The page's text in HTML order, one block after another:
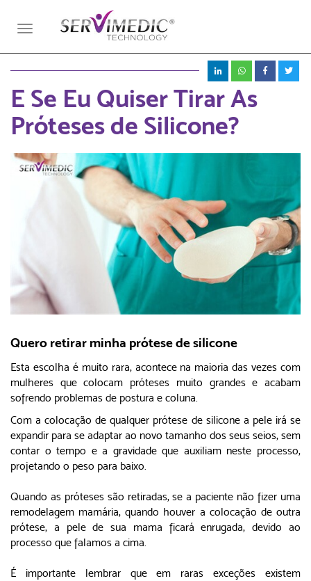
Toggle
E Se Eu Quiser Tirar As
Próteses de Silicone?
Quero retirar minha prótese de silicone
Esta escolha é muito rara, acontece na maioria das vezes com
mulheres que colocam próteses muito grandes e acabam
sofrendo problemas de postura e coluna.
Com a colocação de qualquer prótese de silicone a pele irá se
expandir para se adaptar ao novo tamanho dos seus seios, sem
contar o tempo e a gravidade que auxiliam neste processo,
projetando o peso para baixo.
Quando as próteses são retiradas, se a paciente não fizer uma
remodelagem mamária, quando houver a colocação de outra
prótese, a pele de sua mama ficará enrugada, devido ao
processo que falamos a cima.
É importante lembrar que em raras exceções existem